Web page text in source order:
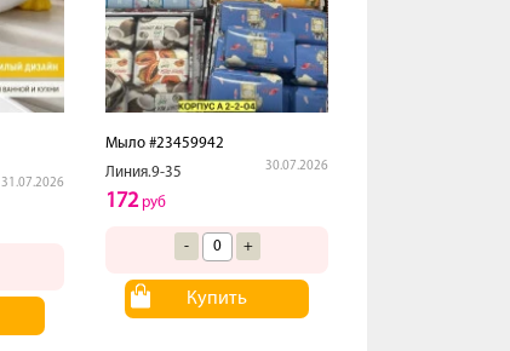
31.07.2026
Мыло #23459942
Линия.9-35
30.07.2026
172руб
- +
Купить